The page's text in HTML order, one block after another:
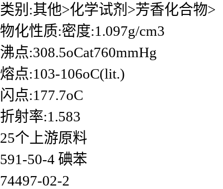
类别:其他>化学试剂>芳香化合物>
物化性质:密度:1.097g/cm3
沸点:308.5oCat760mmHg
熔点:103-106oC(lit.)
闪点:177.7oC
折射率:1.583
25个上游原料
591-50-4 碘苯
74497-02-2